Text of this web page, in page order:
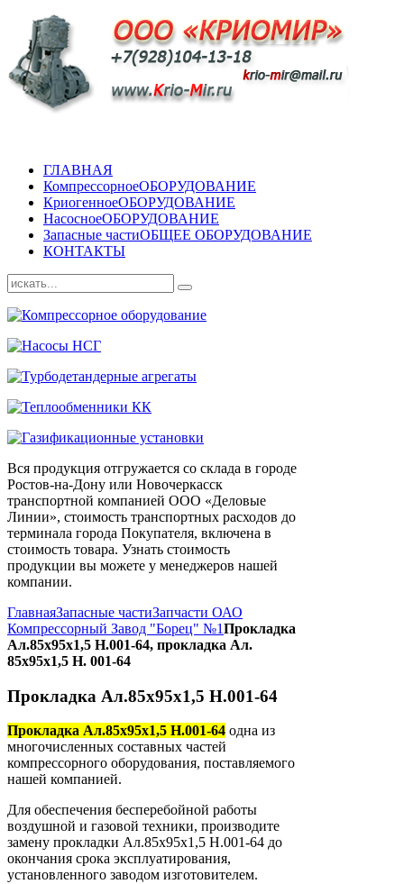
ГЛАВНАЯ
КомпрессорноеОБОРУДОВАНИЕ
КриогенноеОБОРУДОВАНИЕ
НасосноеОБОРУДОВАНИЕ
Запасные частиОБЩЕЕ ОБОРУДОВАНИЕ
КОНТАКТЫ
Вся продукция отгружается со склада в городе
Ростов-на-Дону или Новочеркасск
транспортной компанией ООО «Деловые
Линии», стоимость транспортных расходов до
терминала города Покупателя, включена в
стоимость товара. Узнать стоимость
продукции вы можете у менеджеров нашей
компании.
ГлавнаяЗапасные частиЗапчасти ОАО
Компрессорный Завод "Борец" №1Прокладка
Ал.85х95х1,5 Н.001-64, прокладка Ал.
85х95х1,5 Н. 001-64
Прокладка Ал.85х95х1,5 Н.001-64
Прокладка Ал.85х95х1,5 Н.001-64 одна из
многочисленных составных частей
компрессорного оборудования, поставляемого
нашей компанией.
Для обеспечения бесперебойной работы
воздушной и газовой техники, производите
замену прокладки Ал.85х95х1,5 Н.001-64 до
окончания срока эксплуатирования,
установленного заводом изготовителем.